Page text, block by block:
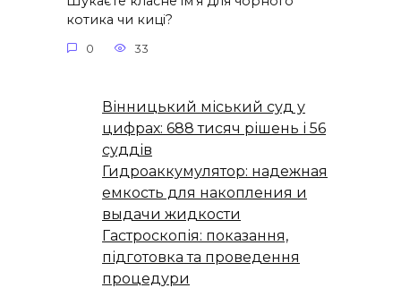
котика чи киці?
0 33
Вінницький міський суд у
цифрах: 688 тисяч рішень і 56
суддів
Гидроаккумулятор: надежная
емкость для накопления и
выдачи жидкости
Гастроскопія: показання,
підготовка та проведення
процедури